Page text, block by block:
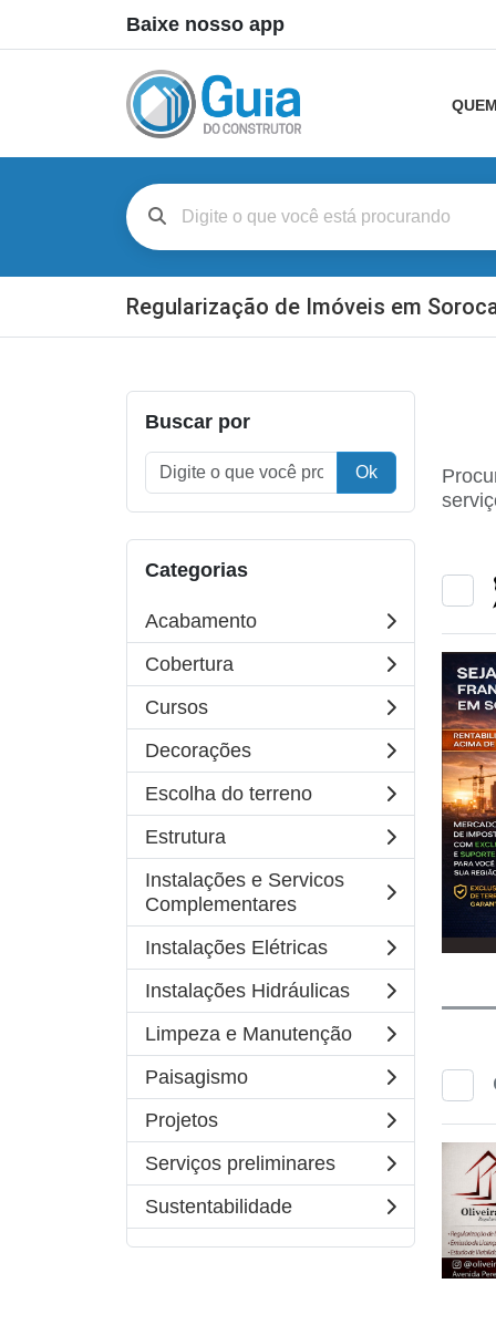
Baixe nosso app
Regularização de Imóveis em
Buscar por
Ok
Categorias
Acabamento
Cobertura
Cursos
Decorações
Escolha do terreno
Estrutura
Instalações e Servicos
Complementares
Instalações Elétricas
Instalações Hidráulicas
Limpeza e Manutenção
Paisagismo
Projetos
Serviços preliminares
Sustentabilidade